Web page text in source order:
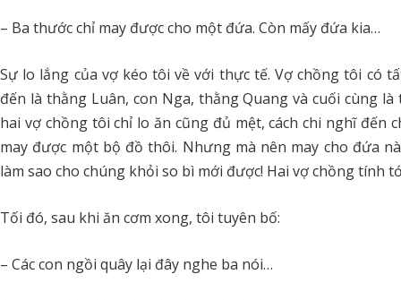
– Ba thước chỉ may được cho một đứa. Còn mấy đứa kia…
Sự lo lắng của vợ kéo tôi về với thực tế. Vợ chồng tôi có
đến là thằng Luân, con Nga, thằng Quang và cuối cùng
hai vợ chồng tôi chỉ lo ăn cũng đủ mệt, cách chi nghĩ đến
may được một bộ đồ thôi. Nhưng mà nên may cho đứa
làm sao cho chúng khỏi so bì mới được! Hai vợ chồng
Tối đó, sau khi ăn cơm xong, tôi tuyên bố:
– Các con ngồi quây lại đây nghe ba nói…